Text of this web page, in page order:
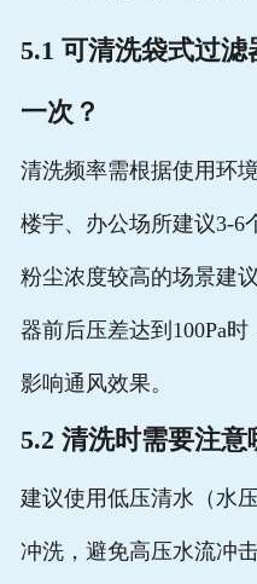
5.1 可清洗袋式过
一次？
清洗频率需根据使用环
楼宇、办公场所建议3-6
粉尘浓度较高的场景建
器前后压差达到100Pa
影响通风效果。
5.2 清洗时需要注意
建议使用低压清水（水
冲洗，避免高压水流冲